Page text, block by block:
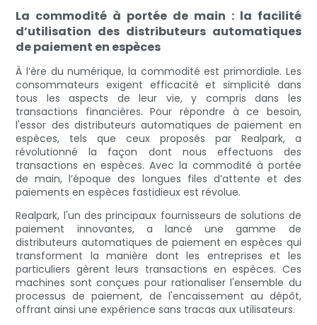
La commodité à portée de main : la facilité
d’utilisation des distributeurs automatiques
de paiement en espèces
À l’ère du numérique, la commodité est primordiale. Les
consommateurs exigent efficacité et simplicité dans
tous les aspects de leur vie, y compris dans les
transactions financières. Pour répondre à ce besoin,
l'essor des distributeurs automatiques de paiement en
espèces, tels que ceux proposés par Realpark, a
révolutionné la façon dont nous effectuons des
transactions en espèces. Avec la commodité à portée
de main, l’époque des longues files d’attente et des
paiements en espèces fastidieux est révolue.
Realpark, l'un des principaux fournisseurs de solutions de
paiement innovantes, a lancé une gamme de
distributeurs automatiques de paiement en espèces qui
transforment la manière dont les entreprises et les
particuliers gèrent leurs transactions en espèces. Ces
machines sont conçues pour rationaliser l'ensemble du
processus de paiement, de l'encaissement au dépôt,
offrant ainsi une expérience sans tracas aux utilisateurs.